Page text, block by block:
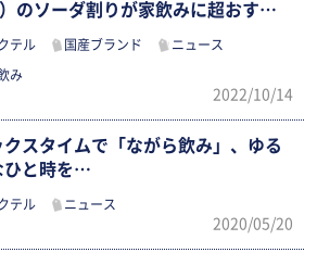
）のソーダ割りが家飲みに超おす
テル 国産ブランド ニュース
み
2022/10/14
クスタイムで「ながら飲み」、ゆる
ひと時を…
テル ニュース
2020/05/20